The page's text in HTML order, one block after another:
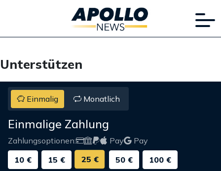
Unterstützen
Einmalig Monatlich
Einmalige Zahlung
Zahlungsoptionen: Pay
Pay
10 €
15 € 25 € 50 € 100 €